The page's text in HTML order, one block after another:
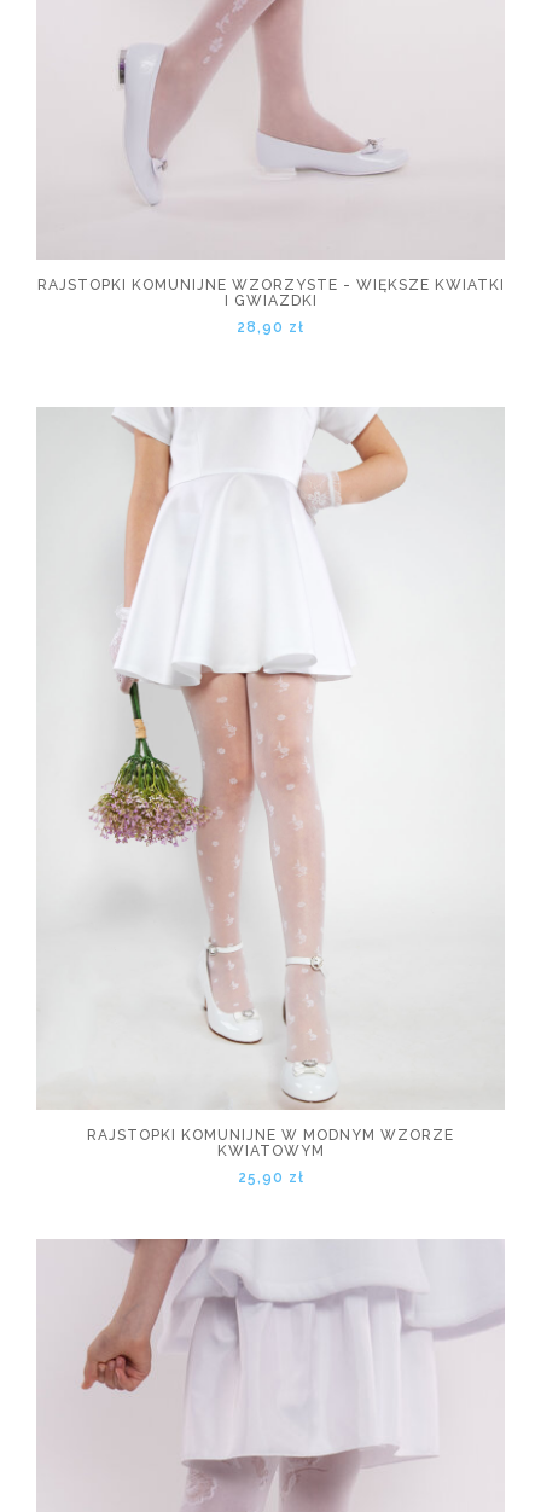
RAJSTOPKI KOMUNIJNE WZORZYSTE - WIĘKSZE KWIATKI
I GWIAZDKI
28,90 zł
RAJSTOPKI KOMUNIJNE W MODNYM WZORZE
KWIATOWYM
25,90 zł